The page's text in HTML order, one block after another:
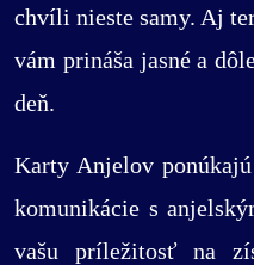
chvíli nieste samy. Aj
vám prináša jasné a
deň.
Karty Anjelov
komunikácie s
vašu príležitosť na